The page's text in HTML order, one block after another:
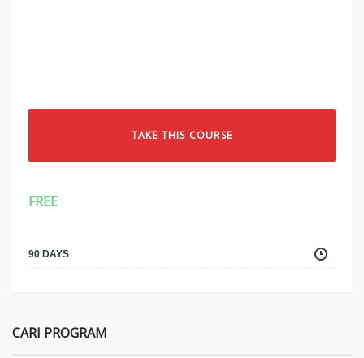
TAKE THIS COURSE
FREE
90 DAYS
CARI PROGRAM